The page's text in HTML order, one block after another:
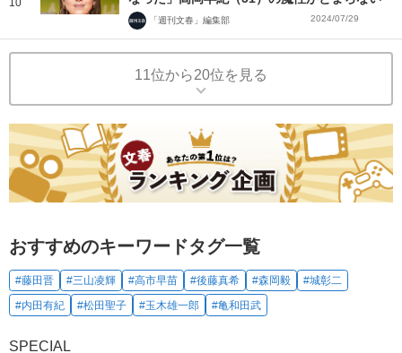
10
「週刊文春」編集部 2024/07/29
11位から20位を見る
おすすめのキーワードタグ一覧
#藤田晋 #三山凌輝 #高市早苗 #後藤真希 #森岡毅
#城彰二
#内田有紀
#松田聖子 #玉木雄一郎 #亀和田武
SPECIAL